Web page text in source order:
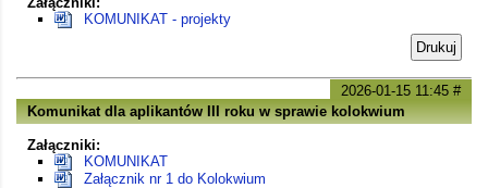
KOMUNIKAT - projekty
Drukuj
2026-01-15 11:45 #
Komunikat dla aplikantów III roku w sprawie kolokwium
Załączniki:
KOMUNIKAT
Załącznik nr 1 do Kolokwium